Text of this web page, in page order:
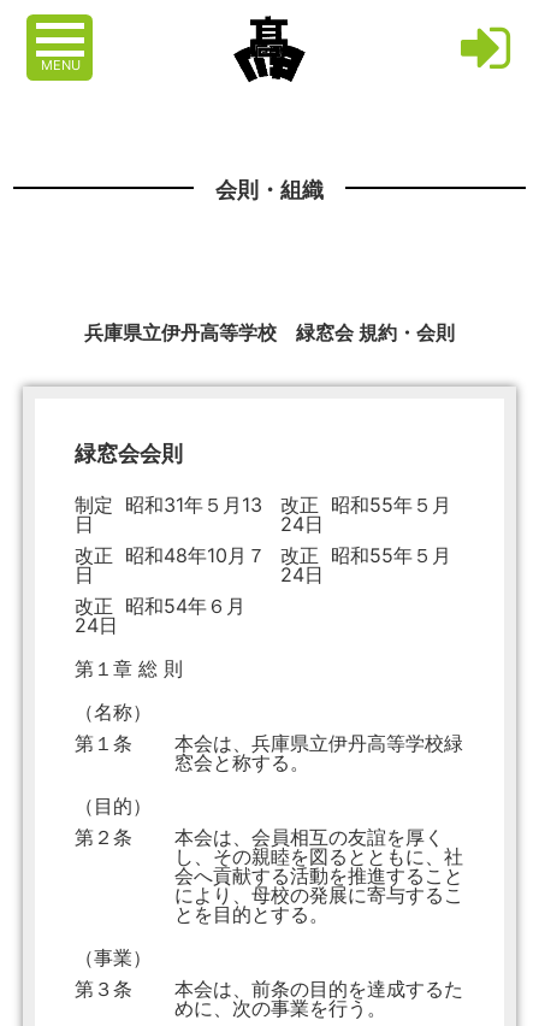
MENU
会則・組織
兵庫県立伊丹高等学校 緑窓会 規約・会則
緑窓会会則
制定 昭和31年５月13
日
改正 昭和55年５月
24日
改正 昭和48年10月７
日
改正 昭和55年５月
24日
改正 昭和54年６月
24日
第１章 総 則
（名称）
第１条
本会は、兵庫県立伊丹高等学校緑
窓会と称する。
（目的）
第２条
本会は、会員相互の友誼を厚く
し、その親睦を図るとともに、社
会へ貢献する活動を推進すること
により、母校の発展に寄与するこ
とを目的とする。
（事業）
第３条
本会は、前条の目的を達成するた
めに、次の事業を行う。